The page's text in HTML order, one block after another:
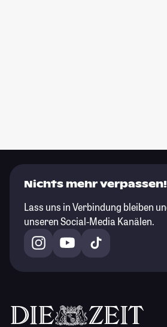
Nichts mehr verpassen!
Lass uns in Verbindung bleiben
unseren Social-Media Kanälen.